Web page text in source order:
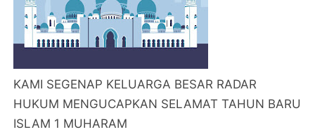
KAMI SEGENAP KELUARGA BESAR RADAR
HUKUM MENGUCAPKAN SELAMAT TAHUN BARU
ISLAM 1 MUHARAM